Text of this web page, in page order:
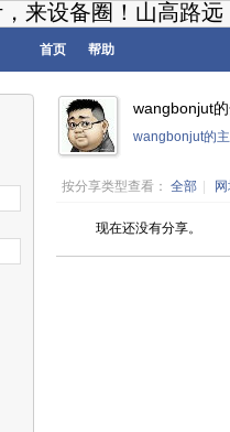
来设备圈！山高路远
首页 帮助
wangbonjut
wangbonjut的
按分享类型查看： 全部
现在还没有分享。